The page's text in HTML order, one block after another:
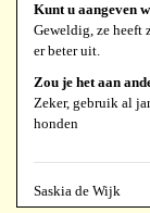
Kunt u aangeven
Geweldig, ze heeft
er beter uit.
Zou je het aan
Zeker, gebruik al
honden
Saskia de Wijk